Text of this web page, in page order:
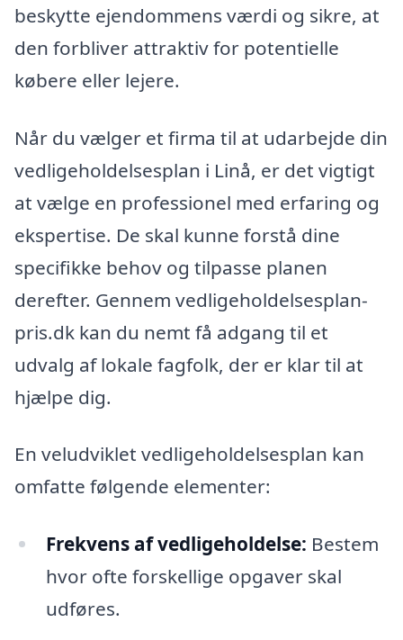
beskytte ejendommens værdi og sikre, at
den forbliver attraktiv for potentielle
købere eller lejere.
Når du vælger et firma til at udarbejde din
vedligeholdelsesplan i Linå, er det vigtigt
at vælge en professionel med erfaring og
ekspertise. De skal kunne forstå dine
specifikke behov og tilpasse planen
derefter. Gennem vedligeholdelsesplan-
pris.dk kan du nemt få adgang til et
udvalg af lokale fagfolk, der er klar til at
hjælpe dig.
En veludviklet vedligeholdelsesplan kan
omfatte følgende elementer:
Frekvens af vedligeholdelse: Bestem
hvor ofte forskellige opgaver skal
udføres.